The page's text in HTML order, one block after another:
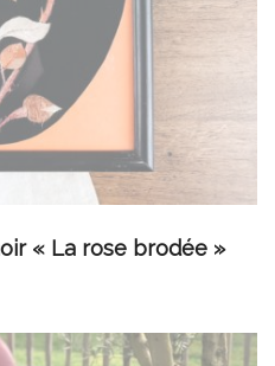
SUITE
« La rose brodée »